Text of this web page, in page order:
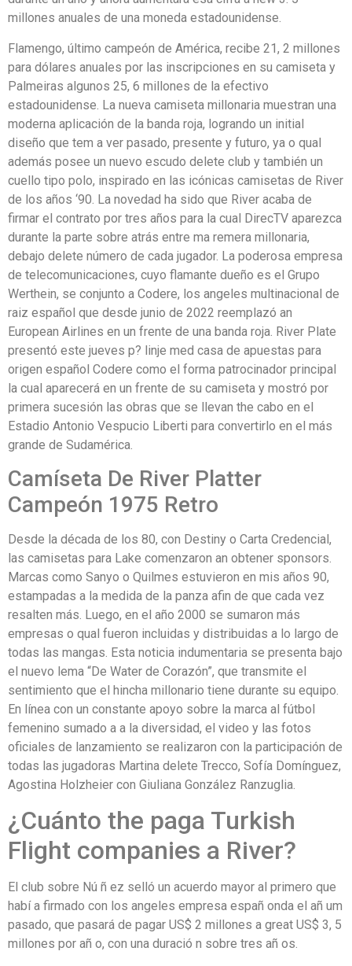
millones anuales de una moneda estadounidense.
Flamengo, último campeón de América, recibe 21, 2 millones
para dólares anuales por las inscripciones en su camiseta y
Palmeiras algunos 25, 6 millones de la efectivo
estadounidense. La nueva camiseta millonaria muestran una
moderna aplicación de la banda roja, logrando un initial
diseño que tem a ver pasado, presente y futuro, ya o qual
además posee un nuevo escudo delete club y también un
cuello tipo polo, inspirado en las icónicas camisetas de River
de los años ‘90. La novedad ha sido que River acaba de
firmar el contrato por tres años para la cual DirecTV aparezca
durante la parte sobre atrás entre ma remera millonaria,
debajo delete número de cada jugador. La poderosa empresa
de telecomunicaciones, cuyo flamante dueño es el Grupo
Werthein, se conjunto a Codere, los angeles multinacional de
raiz español que desde junio de 2022 reemplazó an
European Airlines en un frente de una banda roja. River Plate
presentó este jueves p? linje med casa de apuestas para
origen español Codere como el forma patrocinador principal
la cual aparecerá en un frente de su camiseta y mostró por
primera sucesión las obras que se llevan the cabo en el
Estadio Antonio Vespucio Liberti para convertirlo en el más
grande de Sudamérica.
Camíseta De River Platter
Campeón 1975 Retro
Desde la década de los 80, con Destiny o Carta Credencial,
las camisetas para Lake comenzaron an obtener sponsors.
Marcas como Sanyo o Quilmes estuvieron en mis años 90,
estampadas a la medida de la panza afin de que cada vez
resalten más. Luego, en el año 2000 se sumaron más
empresas o qual fueron incluidas y distribuidas a lo largo de
todas las mangas. Esta noticia indumentaria se presenta bajo
el nuevo lema “De Water de Corazón”, que transmite el
sentimiento que el hincha millonario tiene durante su equipo.
En línea con un constante apoyo sobre la marca al fútbol
femenino sumado a a la diversidad, el video y las fotos
oficiales de lanzamiento se realizaron con la participación de
todas las jugadoras Martina delete Trecco, Sofía Domínguez,
Agostina Holzheier con Giuliana González Ranzuglia.
¿Cuánto the paga Turkish
Flight companies a River?
El club sobre Nú ñ ez selló un acuerdo mayor al primero que
habí a firmado con los angeles empresa españ onda el añ um
pasado, que pasará de pagar US$ 2 millones a great US$ 3, 5
millones por añ o, con una duració n sobre tres añ os.